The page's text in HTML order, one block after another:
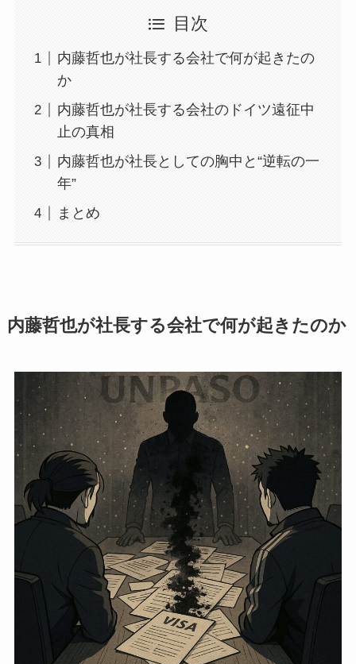
目次
内藤哲也が社長する会社で何が起きたの
か
内藤哲也が社長する会社のドイツ遠征中
止の真相
内藤哲也が社長としての胸中と“逆転の一
年”
まとめ
内藤哲也が社長する会社で何が起きたのか